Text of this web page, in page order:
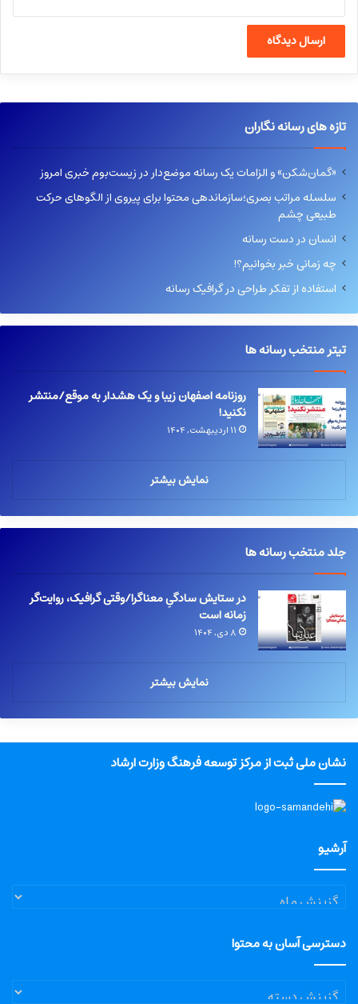
تازه های رسانه نگاران
«گمان‌شکن» و الزامات یک رسانه موضع‌دار در زیست‌بوم خبری امروز
سلسله مراتب بصری؛سازماندهی محتوا برای پیروی از الگوهای حرکت
طبیعی چشم
انسان در دست رسانه
چه زمانی خبر بخوانیم؟!
استفاده از تفکر طراحی در گرافیک رسانه
تیتر منتخب رسانه ها
روزنامه اصفهان زیبا و یک هشدار به موقع/منتشر
نکنید!
۱۱ اردیبهشت, ۱۴۰۴
نمایش بیشتر
جلد منتخب رسانه ها
در ستایش سادگیِ معناگرا/وقتی گرافیک، روایت‌گر
زمانه است
۸ دی, ۱۴۰۴
نمایش بیشتر
نشان ملی ثبت از مرکز توسعه فرهنگ وزارت ارشاد
آرشیو
آرشیو
دسترسی آسان به محتوا
دسترسی